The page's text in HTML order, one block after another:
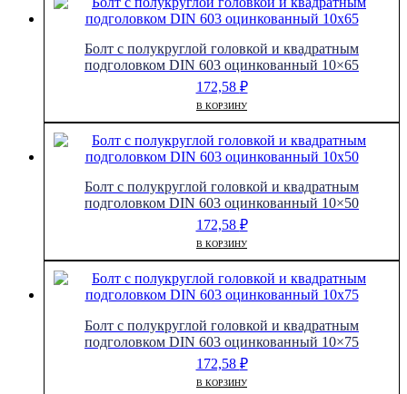
Болт с полукруглой головкой и квадратным
подголовком DIN 603 оцинкованный 10×65
172,58 ₽
В КОРЗИНУ
Болт с полукруглой головкой и квадратным
подголовком DIN 603 оцинкованный 10×50
172,58 ₽
В КОРЗИНУ
Болт с полукруглой головкой и квадратным
подголовком DIN 603 оцинкованный 10×75
172,58 ₽
В КОРЗИНУ